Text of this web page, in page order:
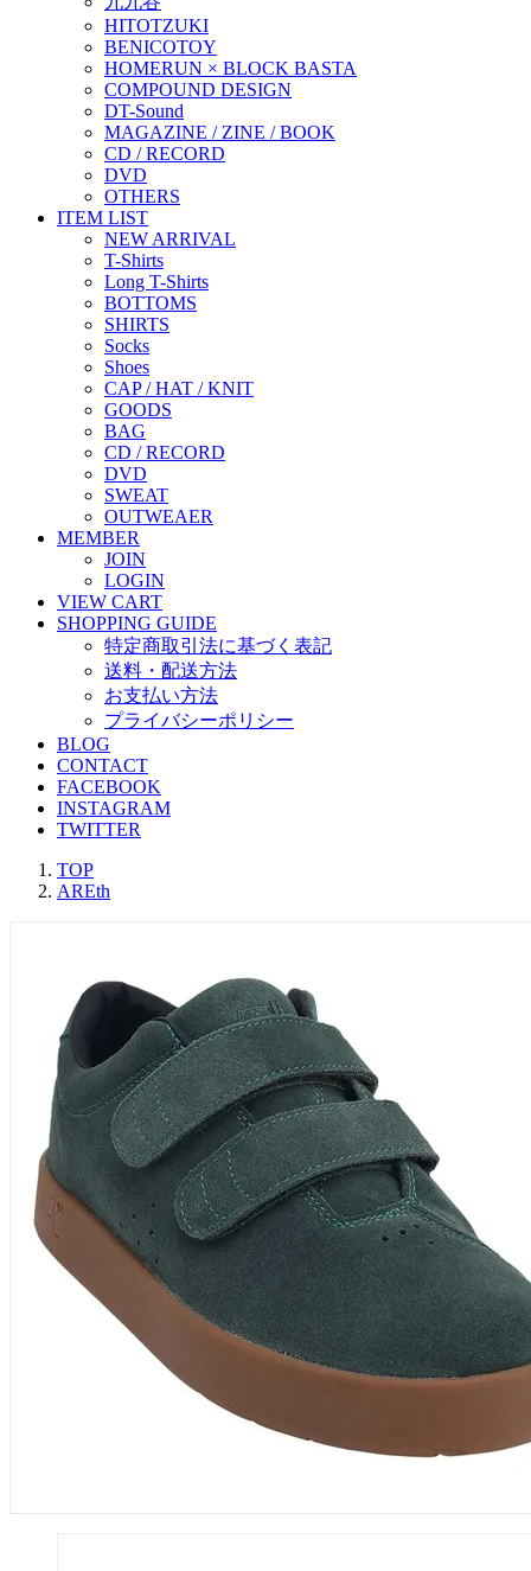
HITOTZUKI
BENICOTOY
HOMERUN × BLOCK BASTA
COMPOUND DESIGN
DT-Sound
MAGAZINE / ZINE / BOOK
CD / RECORD
DVD
OTHERS
ITEM LIST
NEW ARRIVAL
T-Shirts
Long T-Shirts
BOTTOMS
SHIRTS
Socks
Shoes
CAP / HAT / KNIT
GOODS
BAG
CD / RECORD
DVD
SWEAT
OUTWEAER
MEMBER
JOIN
LOGIN
VIEW CART
SHOPPING GUIDE
特定商取引法に基づく表記
送料・配送方法
お支払い方法
プライバシーポリシー
BLOG
CONTACT
FACEBOOK
INSTAGRAM
TWITTER
TOP
AREth